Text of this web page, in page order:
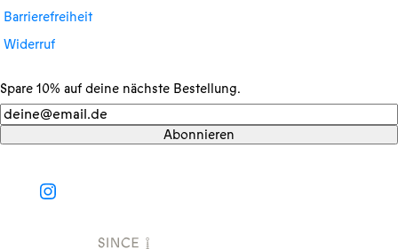
Barrierefreiheit
Widerruf
Spare 10% auf deine nächste Bestellung.
Newsletter
Abonnieren